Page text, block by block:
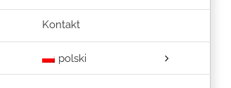
Kontakt
polski